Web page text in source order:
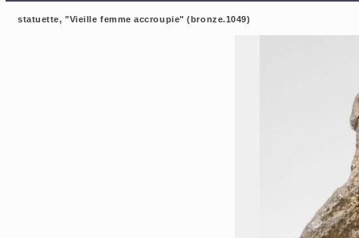
statuette, "Vieille femme accroupie" (bronze.1049)